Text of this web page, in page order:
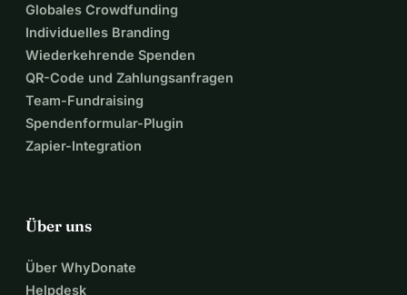
Globales Crowdfunding
Individuelles Branding
Wiederkehrende Spenden
QR-Code und Zahlungsanfragen
Team-Fundraising
Spendenformular-Plugin
Zapier-Integration
Über uns
Über WhyDonate
Helpdesk